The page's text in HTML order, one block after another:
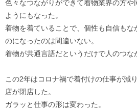
色々なつながりができて着物業界の方や
ようにもなった。
着物を着ていることで、個性も自信もな
のになったのは間違いない。
着物が共通言語だというだけで人のつな
この2年はコロナ禍で着付けの仕事が減
店が閉店した。
ガラッと仕事の形は変わった。